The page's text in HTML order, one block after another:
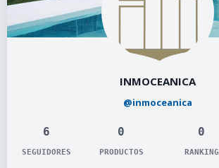
INMOCEANICA
@inmoceanica
6
SEGUIDORES
0
PRODUCTOS
0
RANKING